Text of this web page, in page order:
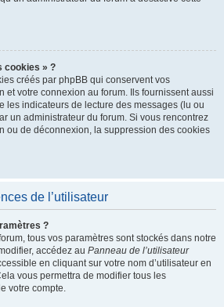
cookies » ?
créés par phpBB qui conservent vos
et votre connexion au forum. Ils fournissent aussi
les indicateurs de lecture des messages (lu ou
un administrateur du forum. Si vous rencontrez
ou de déconnexion, la suppression des cookies
de l’utilisateur
?
tous vos paramètres sont stockés dans notre
accédez au Panneau de l’utilisateur
en cliquant sur votre nom d’utilisateur en
vous permettra de modifier tous les
votre compte.